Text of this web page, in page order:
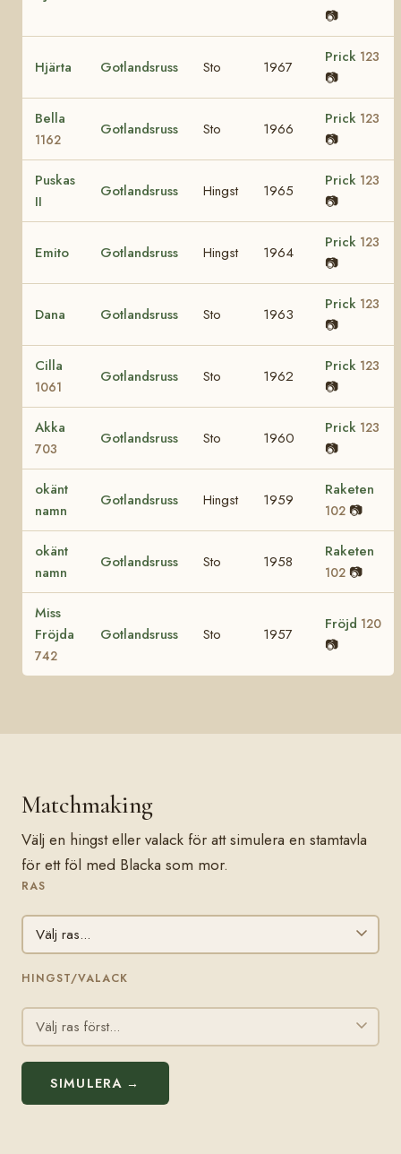
📷
Hjärta Gotlandsruss Sto 1967
Prick 123
📷
Bella
1162
Gotlandsruss Sto 1966
Prick 123
📷
Puskas
II
Gotlandsruss Hingst 1965
Prick 123
📷
Emito Gotlandsruss Hingst 1964
Prick 123
📷
Dana Gotlandsruss Sto 1963
Prick 123
📷
Cilla
1061
Gotlandsruss Sto 1962
Prick 123
📷
Akka
703
Gotlandsruss Sto 1960
Prick 123
📷
okänt
namn
Gotlandsruss Hingst 1959
Raketen
102 📷
okänt
namn
Gotlandsruss Sto 1958
Raketen
102 📷
Miss
Fröjda
742
Gotlandsruss Sto 1957
Fröjd 120
📷
Matchmaking
Välj en hingst eller valack för att simulera en stamtavla
för ett föl med Blacka som mor.
RAS
HINGST/VALACK
SIMULERA →